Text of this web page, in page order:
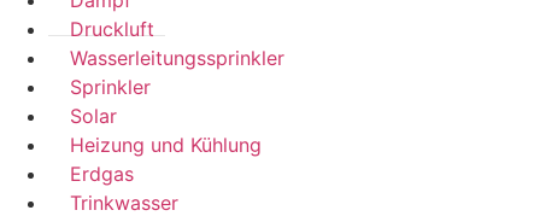
Druckluft
Wasserleitungssprinkler
Sprinkler
Solar
Heizung und Kühlung
Erdgas
Trinkwasser